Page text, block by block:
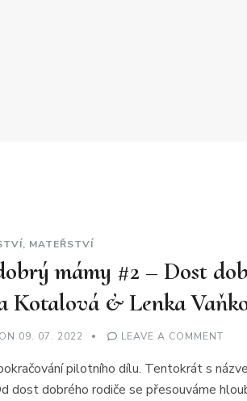
MATEŘSTVÍ
mámy #2 – Dost
Kotalová & Lenka
09. 07. 2022 LEAVE A COMMENT
–
pilotního dílu. Tentokrát s
dost dobrého rodiče se přesouváme